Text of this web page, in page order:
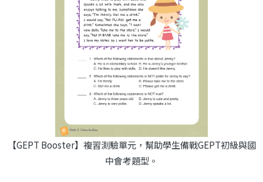
【GEPT Booster】複習測驗單元，幫助學生備戰GEPT初級與國
中會考題型。